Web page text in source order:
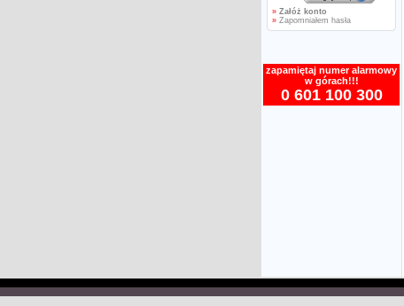
» Załóż konto
» Zapomniałem hasła
zapamiętaj numer alarmowy
w górach!!!
0 601 100 300